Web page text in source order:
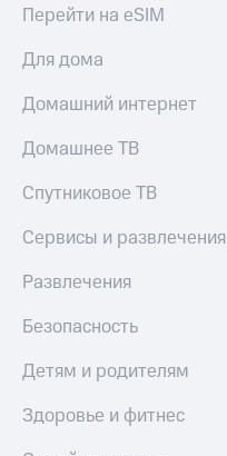
Перейти на eSIM
Для дома
Домашний интернет
Домашнее ТВ
Спутниковое ТВ
Сервисы и развлечения
Развлечения
Безопасность
Детям и родителям
Здоровье и фитнес